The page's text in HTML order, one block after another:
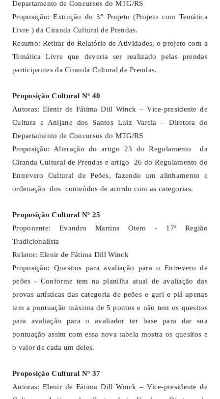
Departamento de Concursos do MTG/RS
Proposição: Extinção do 3° Projeto (Projeto com Temática
Livre ) da Ciranda Cultural de Prendas.
Resumo: Retirar do Relatório de Atividades, o projeto com a
Temática Livre que deveria ser realizado pelas prendas
participantes da Ciranda Cultural de Prendas.
Proposição Cultural Nº 40
Autoras: Elenir de Fátima Dill Winck – Vice-presidente de
Cultura e Anijane dos Santos Luiz Varela – Diretora do
Departamento de Concursos do MTG/RS
Proposição: Alteração do artigo 23 do Regulamento da
Ciranda Cultural de Prendas e artigo 26 do Regulamento do
Entrevero Cultural de Peões, fazendo um alinhamento e
ordenação dos conteúdos de acordo com as categorias.
Proposição Cultural Nº 25
Proponente: Evandro Martins Otero - 17ª Região
Tradicionalista
Relator: Elenir de Fátima Dill Winck
Proposição: Quesitos para avaliação para o Entrevero de
peões - Conforme tem na planilha atual de avaliação das
provas artísticas das categoria de peões e guri e piá apenas
tem a pontuação máxima de 5 pontos e não tem os quesitos
para avaliação para o avaliador ter base para dar sua
pontuação assim com essa nova tabela mostra os quesitos e
o valor de cada um deles.
Proposição Cultural Nº 37
Autoras: Elenir de Fátima Dill Winck – Vice-presidente de